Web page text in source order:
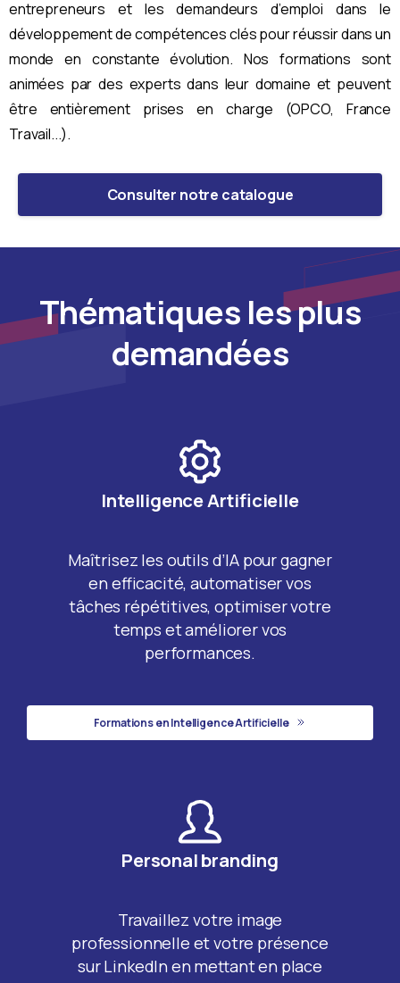
entrepreneurs et les demandeurs d’emploi dans le
développement de compétences clés pour réussir dans un
monde en constante évolution. Nos formations sont
animées par des experts dans leur domaine et peuvent
être entièrement prises en charge (OPCO, France
Travail...).
Consulter notre catalogue
Thématiques les plus
demandées
Intelligence Artificielle
Maîtrisez les outils d’IA pour gagner
en efficacité, automatiser vos
tâches répétitives, optimiser votre
temps et améliorer vos
performances.
Formations en Intelligence Artificielle
Personal branding
Travaillez votre image
professionnelle et votre présence
sur LinkedIn en mettant en place